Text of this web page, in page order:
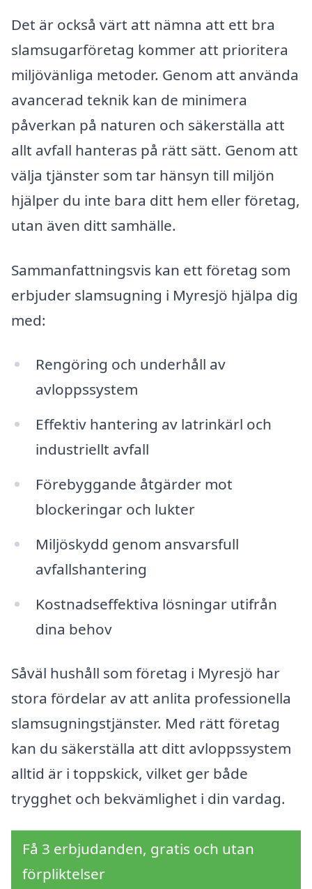
Det är också värt att nämna att ett bra
slamsugarföretag kommer att prioritera
miljövänliga metoder. Genom att använda
avancerad teknik kan de minimera
påverkan på naturen och säkerställa att
allt avfall hanteras på rätt sätt. Genom att
välja tjänster som tar hänsyn till miljön
hjälper du inte bara ditt hem eller företag,
utan även ditt samhälle.
Sammanfattningsvis kan ett företag som
erbjuder slamsugning i Myresjö hjälpa dig
med:
Rengöring och underhåll av
avloppssystem
Effektiv hantering av latrinkärl och
industriellt avfall
Förebyggande åtgärder mot
blockeringar och lukter
Miljöskydd genom ansvarsfull
avfallshantering
Kostnadseffektiva lösningar utifrån
dina behov
Såväl hushåll som företag i Myresjö har
stora fördelar av att anlita professionella
slamsugningstjänster. Med rätt företag
kan du säkerställa att ditt avloppssystem
alltid är i toppskick, vilket ger både
trygghet och bekvämlighet i din vardag.
Få 3 erbjudanden, gratis och utan
förpliktelser